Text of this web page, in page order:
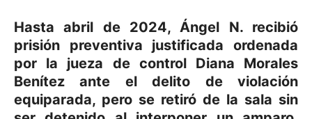
Hasta abril de 2024, Ángel N. recibió
prisión preventiva justificada ordenada
por la jueza de control Diana Morales
Benítez ante el delito de violación
equiparada, pero se retiró de la sala sin